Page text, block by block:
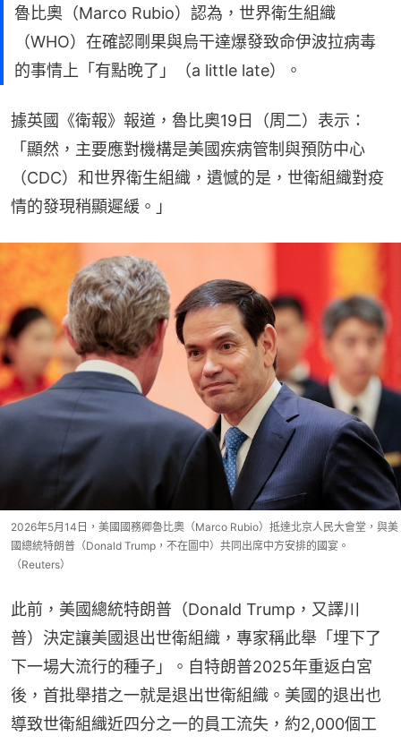
伊波拉疫情持續擴散，截至5月19日（周二），剛果
民主共和國伊圖里省（Ituri）和北基伍省（North
Kivu）有至少131宗死亡個案，513宗疑似病例，鄰國
魯比奧（Marco Rubio）認為，世界衛生組織
（WHO）在確認剛果與烏干達爆發致命伊波拉病毒
的事情上「有點晚了」（a little late）。
「顯然，主要應對機構是美國疾病管制與預防中心
（CDC）和世界衛生組織，遺憾的是，世衛組織對疫
情的發現稍顯遲緩。」
2026年5月14日，美國國務卿魯比奧（Marco Rubio）抵達北京人民大會堂，與美
國總統特朗普（Donald Trump，不在圖中）共同出席中方安排的國宴。
此前，美國總統特朗普（Donald Trump，又譯川